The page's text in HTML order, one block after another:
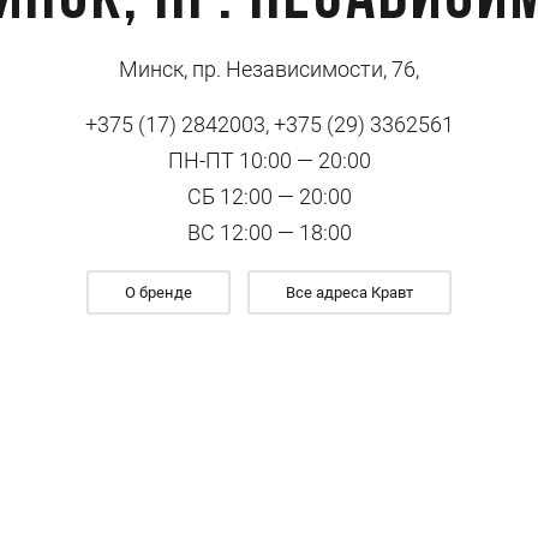
Минск, пр. Независимости, 76,
+375 (17) 2842003, +375 (29) 3362561
ПН-ПТ 10:00 — 20:00
СБ 12:00 — 20:00
ВС 12:00 — 18:00
О бренде Все адреса Кравт